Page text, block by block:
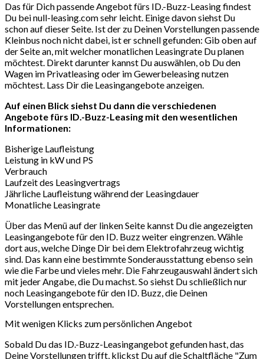
Das für Dich passende Angebot fürs ID.-Buzz-Leasing findest
Du bei null-leasing.com sehr leicht. Einige davon siehst Du
schon auf dieser Seite. Ist der zu Deinen Vorstellungen passende
Kleinbus noch nicht dabei, ist er schnell gefunden: Gib oben auf
der Seite an, mit welcher monatlichen Leasingrate Du planen
möchtest. Direkt darunter kannst Du auswählen, ob Du den
Wagen im Privatleasing oder im Gewerbeleasing nutzen
möchtest. Lass Dir die Leasingangebote anzeigen.
Auf einen Blick siehst Du dann die verschiedenen
Angebote fürs ID.-Buzz-Leasing mit den wesentlichen
Informationen:
Bisherige Laufleistung
Leistung in kW und PS
Verbrauch
Laufzeit des Leasingvertrags
Jährliche Laufleistung während der Leasingdauer
Monatliche Leasingrate
Über das Menü auf der linken Seite kannst Du die angezeigten
Leasingangebote für den ID. Buzz weiter eingrenzen. Wähle
dort aus, welche Dinge Dir bei dem Elektrofahrzeug wichtig
sind. Das kann eine bestimmte Sonderausstattung ebenso sein
wie die Farbe und vieles mehr. Die Fahrzeugauswahl ändert sich
mit jeder Angabe, die Du machst. So siehst Du schließlich nur
noch Leasingangebote für den ID. Buzz, die Deinen
Vorstellungen entsprechen.
Mit wenigen Klicks zum persönlichen Angebot
Sobald Du das ID.-Buzz-Leasingangebot gefunden hast, das
Deine Vorstellungen trifft, klickst Du auf die Schaltfläche "Zum